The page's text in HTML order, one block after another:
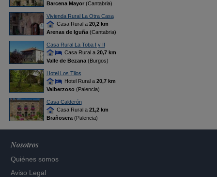
Barcena Mayor(Cantabria)
Vivienda Rural La Otra Casa
Casa Rural a 20,2 km
Arenas de Iguña(Cantabria)
Casa Rural La Toba I y II
Casa Rural a 20,7 km
Valle de Bezana(Burgos)
Hotel Los Tilos
Hotel Rural a 20,7 km
Valberzoso(Palencia)
Casa Calderón
Casa Rural a 21,2 km
Brañosera(Palencia)
Nosotros
Quiénes somos
Aviso Legal